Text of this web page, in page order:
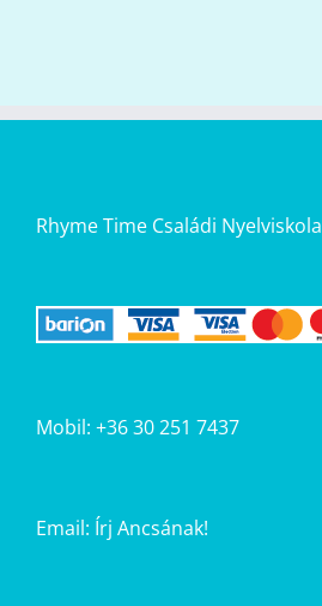
Rhyme Time Családi Nyelviskola
Mobil: +36 30 251 7437
Email: Írj Ancsának!